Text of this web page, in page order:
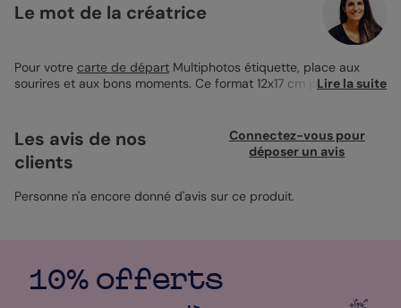
Le mot de la créatrice
Pour votre carte de départ Multiphotos étiquette, place aux
sourires et aux bons moments. Ce format 12x17 cm plié
message bien senti, et tout le champ libre pour faire passer
votre bonne humeur. À personnaliser à votre façon, jusqu’au
dernier mot.
Lire la suite
Les avis de nos
clients
Connectez-vous pour
déposer un avis
Personne n'a encore donné d'avis sur ce produit.
10% offerts